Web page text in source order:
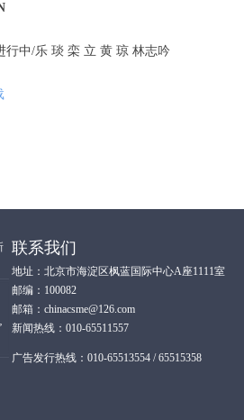
行中/乐 琰 栾 立 黄 琼 林志吟
联系我们
地址：北京市海淀区枫蓝国际中心A座1111室
邮编：100082
邮箱：chinacsme@126.com
新闻热线：010-65511557
广告发行热线：010-65513554 / 65515358